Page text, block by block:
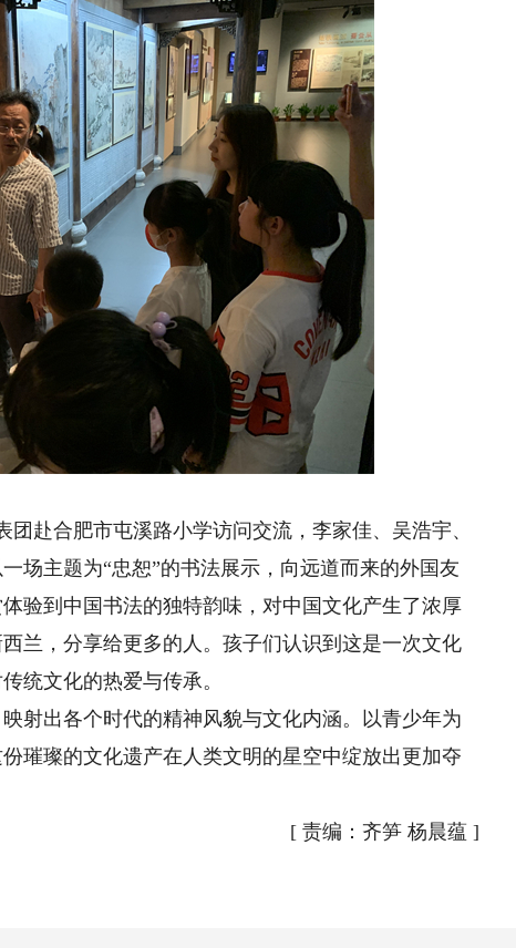
赴合肥市屯溪路小学访问交流，李家佳、吴浩宇、
场主题为“忠恕”的书法展示，向远道而来的外国友
验到中国书法的独特韵味，对中国文化产生了浓厚
兰，分享给更多的人。孩子们认识到这是一次文化
统文化的热爱与传承。
出各个时代的精神风貌与文化内涵。以青少年为
璀璨的文化遗产在人类文明的星空中绽放出更加夺
[ 责编：齐笋 杨晨蕴]